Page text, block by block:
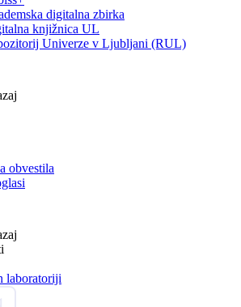
digitalna zbirka
knjižnica UL
Univerze v Ljubljani (RUL)
obvestila
laboratoriji